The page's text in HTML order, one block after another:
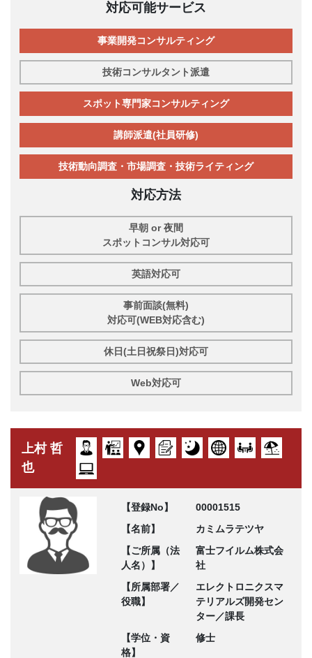
対応可能サービス
事業開発コンサルティング
技術コンサルタント派遣
スポット専門家コンサルティング
講師派遣(社員研修)
技術動向調査・市場調査・技術ライティング
対応方法
早朝 or 夜間
スポットコンサル対応可
英語対応可
事前面談(無料)
対応可(WEB対応含む)
休日(土日祝祭日)対応可
Web対応可
上村 哲
也
【登録No】
00001515
【名前】
カミムラテツヤ
【ご所属（法
人名）】
富士フイルム株式会
社
【所属部署／
役職】
エレクトロニクスマ
テリアルズ開発セン
ター／課長
【学位・資
格】
修士